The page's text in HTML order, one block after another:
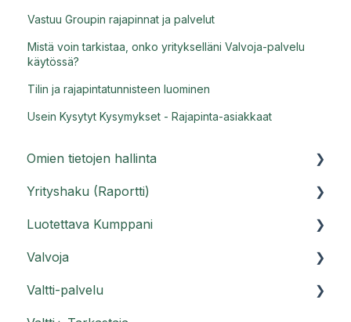
Vastuu Groupin rajapinnat ja palvelut
Mistä voin tarkistaa, onko yritykselläni Valvoja-palvelu
käytössä?
Tilin ja rajapintatunnisteen luominen
Usein Kysytyt Kysymykset - Rajapinta-asiakkaat
Omien tietojen hallinta
Asiakasportaali
Käyttäjätunnukset
Usein kysyttyä tilistä
Yrityshaku (Raportti)
Raporttihaku ja Raportti PRO
Usein kysyttyä Raportti-palvelusta
Usein kysyttyä Raportti PRO:sta
Luotettava Kumppani
Luotettava Kumppani -palvelu
Luotettava Kumppani Kestävyysraportti
Valvoja
Valvoja-ohjeet
Valtti-palvelu